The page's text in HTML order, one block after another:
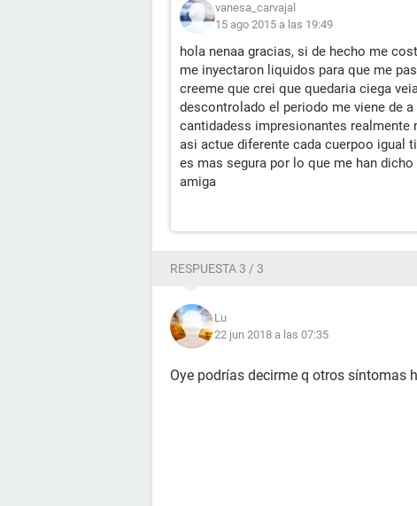
vanesa_carvajal
15 ago 2015 a las 19:49
hola nenaa gracias, si de hecho me
me inyectaron liquidos para que me
creeme que crei que quedaria ciega
descontrolado el periodo me viene de
cantidadess impresionantes realmente
asi actue diferente cada cuerpoo igual
es mas segura por lo que me han
amiga
RESPUESTA 3 / 3
Lu
22 jun 2018 a las 07:35
Oye podrías decirme q otros síntomas